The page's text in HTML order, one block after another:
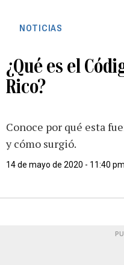
NOTICIAS
¿Qué es el
Rico?
Conoce por qué esta
y cómo surgió.
14 de mayo de 2020 - 11:40 pm